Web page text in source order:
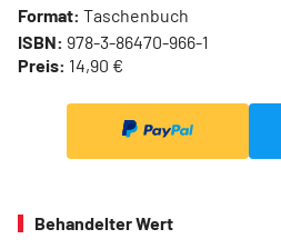
Format: Taschenbuch
ISBN: 978-3-86470-966-1
Preis: 14,90 €
Behandelter Wert